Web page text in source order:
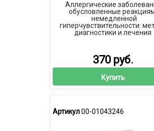
Аллергические
обусловленные
немедленной
гиперчувствительности:
диагностики и лечения
370 руб.
Купить
Артикул00-01043246